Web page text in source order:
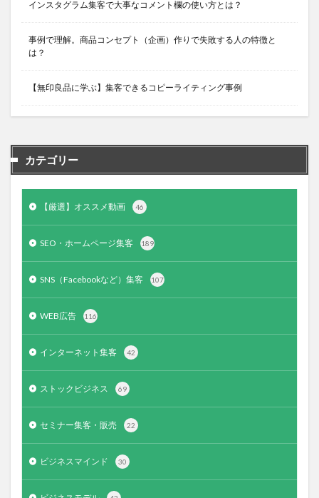
インスタグラム集客で大事なコメント欄の使い方とは？
事例で理解。商品コンセプト（企画）作りで失敗する人の特徴と
は？
【無印良品に学ぶ】集客できるコピーライティング事例
カテゴリー
【厳選】オススメ動画 46
SEO・ホームページ集客 189
SNS（Facebookなど）集客 107
WEB広告 116
インターネット集客 42
ストックビジネス 69
セミナー集客・販売 22
ビジネスマインド 30